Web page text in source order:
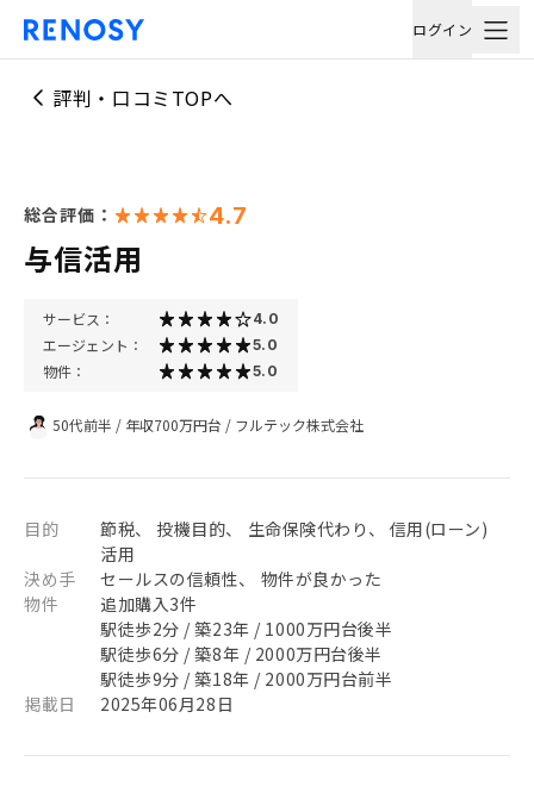
ログイン
評判・口コミTOPへ
総合評価： 4.7
与信活用
サービス： 4.0
エージェント： 5.0
物件： 5.0
50代前半 / 年収700万円台 / フルテック株式会社
目的
節税、 投機目的、 生命保険代わり、 信用(ローン)
活用
決め手
セールスの信頼性、 物件が良かった
物件
追加購入3件
駅徒歩2分 / 築23年 / 1000万円台後半
駅徒歩6分 / 築8年 / 2000万円台後半
駅徒歩9分 / 築18年 / 2000万円台前半
掲載日
2025年06月28日